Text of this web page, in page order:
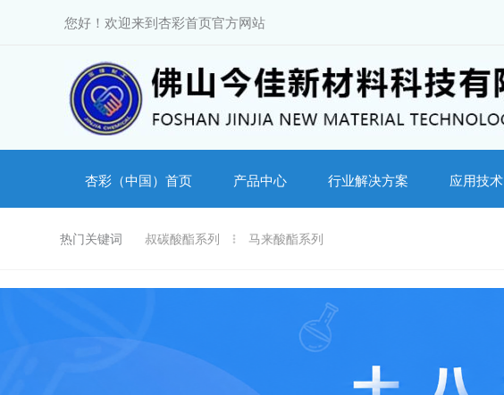
您好！欢迎来到杏彩首页官方网站
杏彩（中国）首页 产品中心 行业解决方案 应用技术
热门关键词 叔碳酸酯系列 马来酸酯系列